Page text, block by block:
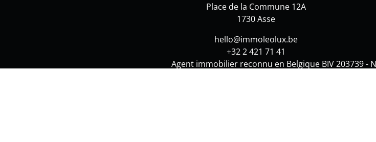
Place de la Commune 12A
1730 Asse
hello@immoleolux.be
+32 2 421 71 41
Agent immobilier reconnu en Belgique BIV 203739 -